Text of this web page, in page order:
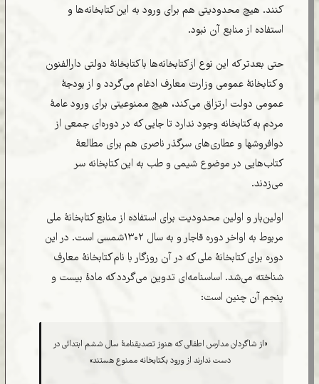
کنند. هیچ محدودیتی هم برای ورود به این کتابخانه‌ها و
استفاده از منابع آن نبود.
حتی بعدتر که این نوع از کتابخانه‌ها با کتابخانۀ دولتی دارالفنون
و کتابخانۀ عمومی وزارت معارف ادغام می‌گردد و از بودجۀ
عمومی دولت ارتزاق می‌کند، هیچ ممنوعیتی برای ورود عامۀ
مردم به کتابخانه وجود ندارد تا جایی که در دوره‌ای جمعی از
دوافروشها و عطاری‌های سرگذر ناصری هم برای مطالعۀ
کتاب‌هایی در موضوع شیمی و طب به این کتابخانه سر
می‌زدند.
اولین‌بار و اولین محدودیت برای استفاده از منابع کتابخانۀ ملی
مربوط به اواخر دوره قاجار و به سال ۱۳۰۲شمسی است. در این
دوره برای کتابخانۀ ملی که در آن روزگار با نام کتابخانۀ معارف
شناخته می‌شد. اساسنامه‌ای تدوین می‌گردد که مادۀ بیست و
پنجم آن چنین است:
«از شاگردان مدارس اطفالی که هنوز تصدیقنامۀ سال ششم ابتدائی در
دست ندارند از ورود بکتابخانه ممنوع هستند»